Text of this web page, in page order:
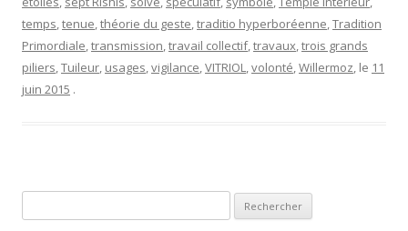
temps,tenue,théorie du geste,traditio hyperboréenne,Tradition
Primordiale,transmission,travail collectif,travaux,trois grands
piliers,Tuileur, usages,vigilance,VITRIOL,volonté,Willermoz, le 11
juin 2015 .